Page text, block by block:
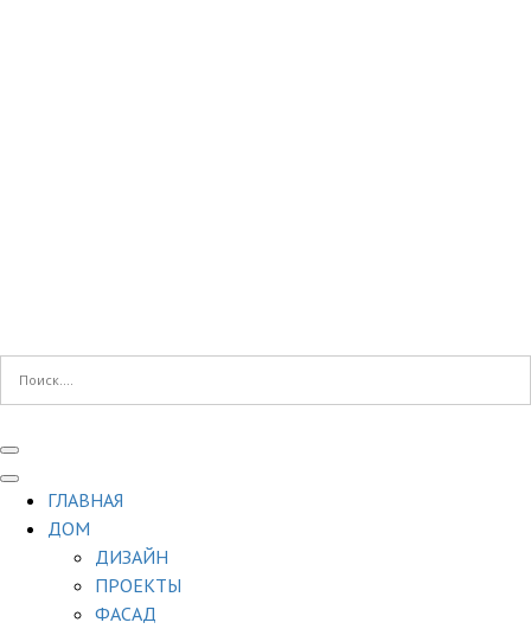
ГЛАВНАЯ
ДОМ
ДИЗАЙН
ПРОЕКТЫ
ФАСАД